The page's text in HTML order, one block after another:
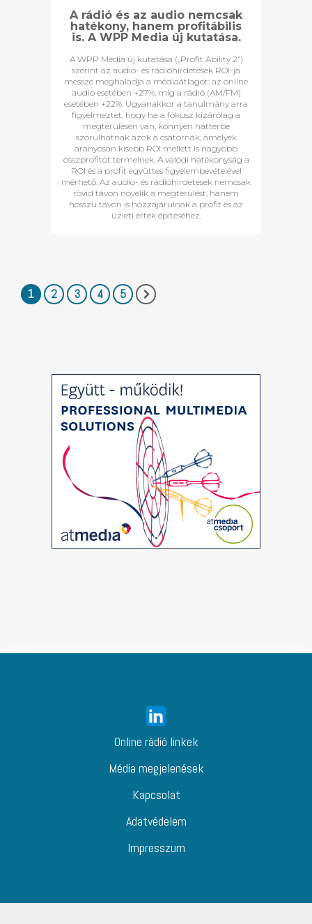
A rádió és az audio nemcsak
hatékony, hanem profitábilis
is. A WPP Media új kutatása.
A WPP Media új kutatása („Profit Ability 2”)
szerint az audio- és rádióhirdetések ROI-ja
messze meghaladja a médiaátlagot: az online
audio esetében +27%, míg a rádió (AM/FM)
esetében +22%. Ugyanakkor a tanulmány arra
figyelmeztet, hogy ha a fókusz kizárólag a
megtérülésen van, könnyen háttérbe
szorulhatnak azok a csatornák, amelyek
arányosan kisebb ROI mellett is nagyobb
összprofitot termelnek. A valódi hatékonyság a
ROI és a profit együttes figyelembevételével
mérhető. Az audio- és rádióhirdetések nemcsak
rövid távon növelik a megtérülést, hanem
hosszú távon is hozzájárulnak a profit és az
üzleti érték építéséhez.
1 2 3 4 5
Online rádió linkek
Média megjelenések
Kapcsolat
Adatvédelem
Impresszum